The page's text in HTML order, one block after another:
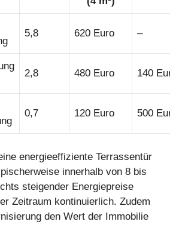
5,8 620 Euro –
2,8 480 Euro 140
0,7 120 Euro 500
energieeffiziente Terrassentür
innerhalb von 8 bis
steigender Energiepreise
Zeitraum kontinuierlich. Zudem
den Wert der Immobilie